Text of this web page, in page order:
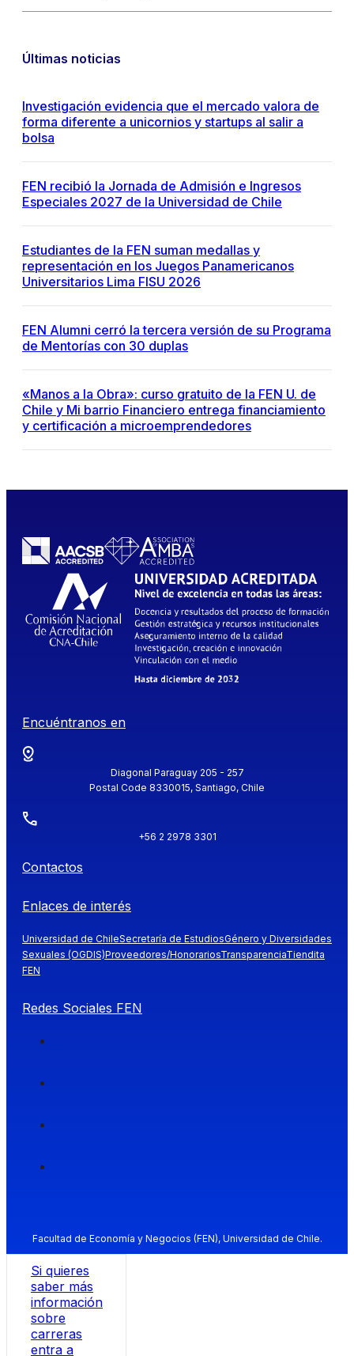
Últimas noticias
Investigación evidencia que el mercado valora de
forma diferente a unicornios y startups al salir a
bolsa
FEN recibió la Jornada de Admisión e Ingresos
Especiales 2027 de la Universidad de Chile
Estudiantes de la FEN suman medallas y
representación en los Juegos Panamericanos
Universitarios Lima FISU 2026
FEN Alumni cerró la tercera versión de su Programa
de Mentorías con 30 duplas
«Manos a la Obra»: curso gratuito de la FEN U. de
Chile y Mi barrio Financiero entrega financiamiento
y certificación a microemprendedores
Encuéntranos en
Diagonal Paraguay 205 - 257
Postal Code 8330015, Santiago, Chile
+56 2 2978 3301
Contactos
Enlaces de interés
Universidad de ChileSecretaría de EstudiosGénero y Diversidades
Sexuales (OGDIS)Proveedores/HonorariosTransparenciaTiendita
FEN
Redes Sociales FEN
Facultad de Economía y Negocios (FEN), Universidad de Chile.
Si quieres
saber más
información
sobre
carreras
entra a